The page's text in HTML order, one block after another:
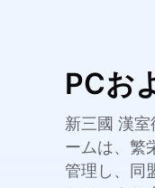
PCお
新三國 漢
ームは、繁
管理し、同